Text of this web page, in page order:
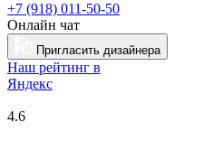
+7 (918) 011-50-50
Онлайн чат
Пригласить дизайнера
Наш рейтинг в
Яндекс
4.6